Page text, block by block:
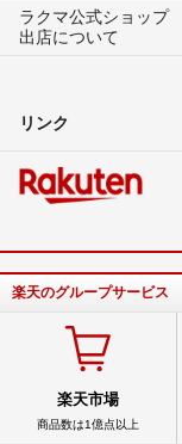
ラクマ公式ショップ
出店について
リンク
楽天のグループサービス
楽天市場
商品数は1億点以上